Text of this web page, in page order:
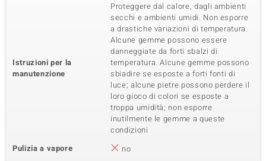
Istruzioni per la
manutenzione
Proteggere dal calore, dagli ambienti
secchi e ambienti umidi. Non esporre
a drastiche variazioni di temperatura.
Alcune gemme possono essere
danneggiate da forti sbalzi di
temperatura. Alcune gemme possono
sbiadire se esposte a forti fonti di
luce; alcune pietre possono perdere il
loro gioco di colori se esposte a
troppa umidità; non esporre
inutilmente le gemme a queste
condizioni
Pulizia a vapore
no